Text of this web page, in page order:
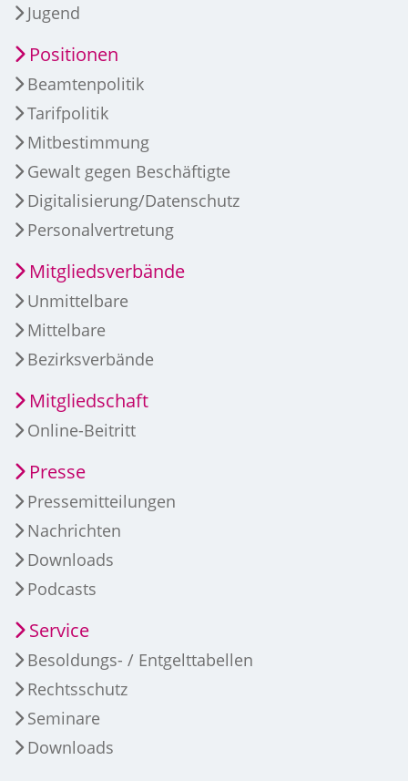
Jugend
Positionen
Beamtenpolitik
Tarifpolitik
Mitbestimmung
Gewalt gegen Beschäftigte
Digitalisierung/Datenschutz
Personalvertretung
Mitgliedsverbände
Unmittelbare
Mittelbare
Bezirksverbände
Mitgliedschaft
Online-Beitritt
Presse
Pressemitteilungen
Nachrichten
Downloads
Podcasts
Service
Besoldungs- / Entgelttabellen
Rechtsschutz
Seminare
Downloads